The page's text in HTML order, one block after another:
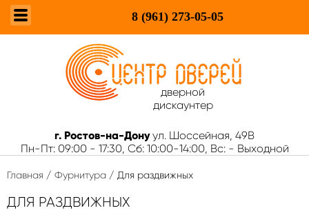
8 (961) 273-05-05
дверной
дискаунтер
г. Ростов-на-Дону ул. Шоссейная, 49В
Пн-Пт: 09:00 - 17:30, Сб: 10:00-14:00, Вс: - Выходной
Главная / Фурнитура / Для раздвижных
ДЛЯ РАЗДВИЖНЫХ